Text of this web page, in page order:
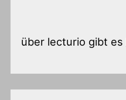
über lecturio gibt es